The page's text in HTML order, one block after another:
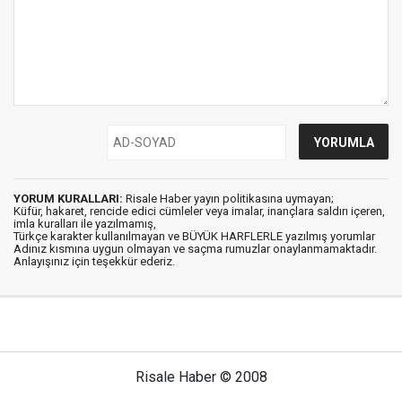
YORUM KURALLARI: Risale Haber yayın politikasına uymayan;
Küfür, hakaret, rencide edici cümleler veya imalar, inançlara saldırı içeren,
imla kuralları ile yazılmamış,
Türkçe karakter kullanılmayan ve BÜYÜK HARFLERLE yazılmış yorumlar
Adınız kısmına uygun olmayan ve saçma rumuzlar onaylanmamaktadır.
Anlayışınız için teşekkür ederiz.
Risale Haber © 2008